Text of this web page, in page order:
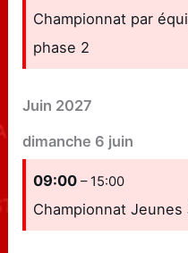
Championnat par
phase 2
Juin 2027
dimanche 6 juin
09:00– 15:00
Championnat